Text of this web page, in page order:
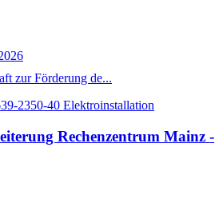
zur Förderung de...
2350-40 Elektroinstallation
Rechenzentrum Mainz -